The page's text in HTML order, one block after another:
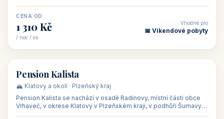
CENA OD
1 310 Kč
/ noc / os.
Vhodné pro
📅 Víkendové pobyty
🏡 penzion
Pension Kalista
🏔️ Klatovy a okolí · Plzeňský kraj
Pension Kalista se nachází v osadě Radinovy, místní části obce
Vrhaveč, v okrese Klatovy v Plzeňském kraji, v podhůří Šumavy